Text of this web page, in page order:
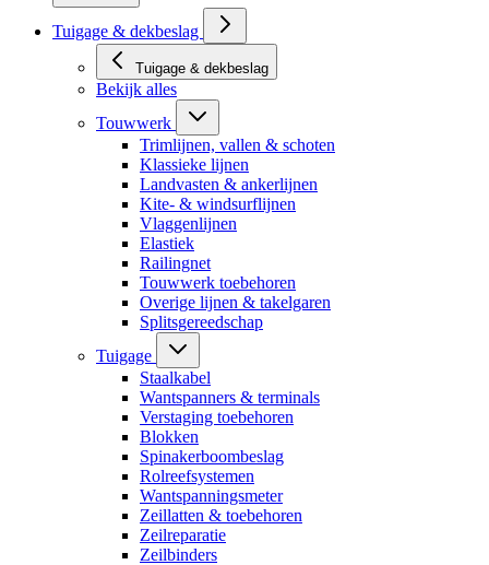
Tuigage & dekbeslag
Tuigage & dekbeslag
Bekijk alles
Touwwerk
Trimlijnen, vallen & schoten
Klassieke lijnen
Landvasten & ankerlijnen
Kite- & windsurflijnen
Vlaggenlijnen
Elastiek
Railingnet
Touwwerk toebehoren
Overige lijnen & takelgaren
Splitsgereedschap
Tuigage
Staalkabel
Wantspanners & terminals
Verstaging toebehoren
Blokken
Spinakerboombeslag
Rolreefsystemen
Wantspanningsmeter
Zeillatten & toebehoren
Zeilreparatie
Zeilbinders